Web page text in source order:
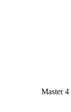
Master 4